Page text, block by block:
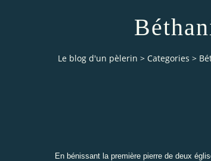
Le blog d'un pèlerin > Categories >
En bénissant la première pierre de deux